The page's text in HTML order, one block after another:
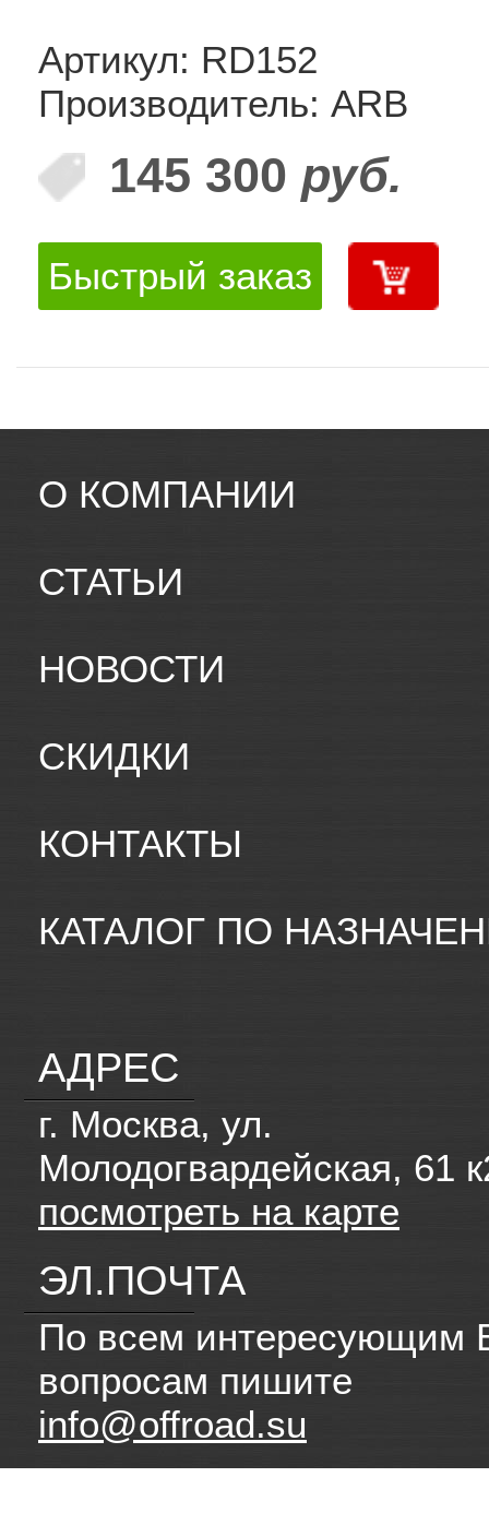
Артикул: RD152
Производитель: ARB
145 300 руб.
Быстрый заказ
О КОМПАНИИ
СТАТЬИ
НОВОСТИ
СКИДКИ
КОНТАКТЫ
КАТАЛОГ ПО
АДРЕС
г. Москва, ул.
Молодогвардейская, 61
посмотреть на карте
ЭЛ.ПОЧТА
По всем интересующим
вопросам пишите
info@offroad.su